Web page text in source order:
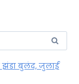
झंडा बुलंद, जुलाई